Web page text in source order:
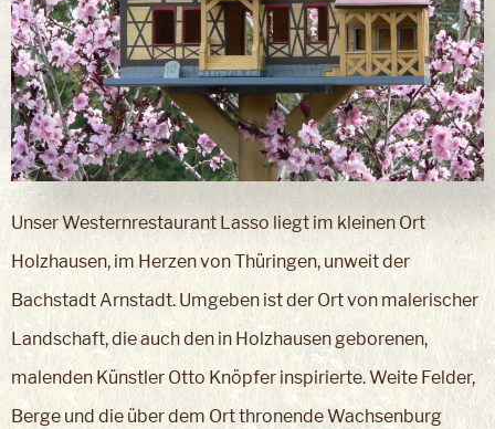
Unser Westernrestaurant Lasso liegt im kleinen Ort
Holzhausen, im Herzen von Thüringen, unweit der
Bachstadt Arnstadt. Umgeben ist der Ort von malerischer
Landschaft, die auch den in Holzhausen geborenen,
malenden Künstler Otto Knöpfer inspirierte. Weite Felder,
Berge und die über dem Ort thronende Wachsenburg